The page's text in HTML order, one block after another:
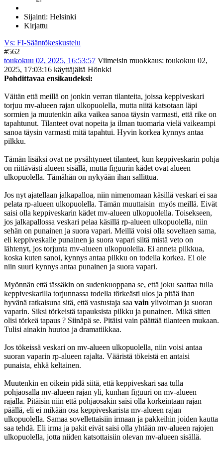
Sijainti: Helsinki
Kirjattu
Vs: FI-Sääntökeskustelu
#562
toukokuu 02, 2025, 16:53:57 Viimeisin muokkaus: toukokuu 02,
2025, 17:03:16 käyttäjältä Hönkki
Pohdittavaa ensikaudeksi:
Väitän että meillä on jonkin verran tilanteita, joissa keppiveskari
torjuu mv-alueen rajan ulkopuolella, mutta niitä katsotaan läpi
sormien ja muutenkin aika vaikea sanoa täysin varmasti, että rike on
tapahtunut. Tilanteet ovat nopeita ja ilman tuomaria vielä vaikeampi
sanoa täysin varmasti mitä tapahtui. Hyvin korkea kynnys antaa
pilkku.
Tämän lisäksi ovat ne pysähtyneet tilanteet, kun keppiveskarin pohja
on riittävästi alueen sisällä, mutta figuurin kädet ovat alueen
ulkopuolella. Tämähän on nykyään ihan sallittua.
Jos nyt ajatellaan jalkapalloa, niin nimenomaan käsillä veskari ei saa
pelata rp-alueen ulkopuolella. Tämän muuttaisin myös meillä. Eivät
saisi olla keppiveskarin kädet mv-alueen ulkopuolella. Toisekseen,
jos jalkapallossa veskari pelaa käsillä rp-alueen ulkopuolella, niin
sehän on punainen ja suora vapari. Meillä voisi olla soveltaen sama,
eli keppiveskalle punainen ja suora vapari siitä mistä veto on
lähtenyt, jos torjunta mv-alueen ulkopuolella. Ei anneta pilkkua,
koska kuten sanoi, kynnys antaa pilkku on todella korkea. Ei ole
niin suuri kynnys antaa punainen ja suora vapari.
Myönnän että tässäkin on sudenkuoppana se, että joku saattaa tulla
keppiveskarilla torjunnassa todella törkeästi ulos ja pitää ihan
hyvänä ratkaisuna sitä, että vastustaja saa vain ylivoiman ja suoran
vaparin. Siksi törkeistä tapauksista pilkku ja punainen. Mikä sitten
olisi törkeä tapaus ? Siinäpä se. Pitäisi vain päättää tilanteen mukaan.
Tulisi ainakin huutoa ja dramatiikkaa.
Jos tökeissä veskari on mv-alueen ulkopuolella, niin voisi antaa
suoran vaparin rp-alueen rajalta. Vääristä tökeistä en antaisi
punaista, ehkä keltainen.
Muutenkin en oikein pidä siitä, että keppiveskari saa tulla
pohjaosalla mv-alueen rajan yli, kunhan figuuri on mv-alueen
rajalla. Pitäisin niin että pohjaosakin saisi olla korkeintaan rajan
päällä, eli ei mikään osa keppiveskarista mv-alueen rajan
ulkopuolella. Samaa sovellettaisiin irmaan ja pakkeihin joiden kautta
saa tehdä. Eli irma ja pakit eivät saisi olla yhtään mv-alueen rajojen
ulkopuolella, jotta niiden katsottaisiin olevan mv-alueen sisällä.